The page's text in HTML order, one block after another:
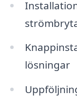
lösningar